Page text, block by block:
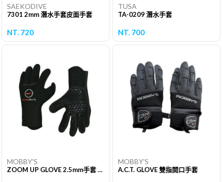
SAEKODIVE
7301 2mm 潛水手套皮面手套
NT. 720
TUSA
TA-0209 潛水手套
NT. 700
MOBBY'S
ZOOM UP GLOVE 2.5mm手套 (二代)
MOBBY'S
A.C.T. GLOVE 雙指開口手套